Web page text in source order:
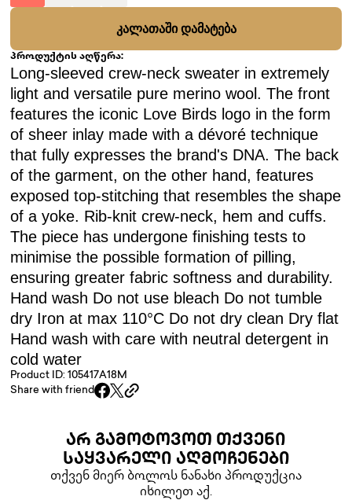
ᲙᲐᲚᲐᲗᲐᲨᲘ ᲓᲐᲛᲐᲢᲔᲑᲐ
პროდუქტის აღწერა:
Long-sleeved crew-neck sweater in extremely
light and versatile pure merino wool. The front
features the iconic Love Birds logo in the form
of sheer inlay made with a dévoré technique
that fully expresses the brand's DNA. The back
of the garment, on the other hand, features
exposed top-stitching that resembles the shape
of a yoke. Rib-knit crew-neck, hem and cuffs.
The piece has undergone finishing tests to
minimise the possible formation of pilling,
ensuring greater fabric softness and durability.
Hand wash Do not use bleach Do not tumble
dry Iron at max 110°C Do not dry clean Dry flat
Hand wash with care with neutral detergent in
cold water
Product ID: 105417A18M
Share with friend
ᲐᲠ ᲒᲐᲛᲝᲢᲝᲕᲝᲗ ᲗᲥᲕᲔᲜᲘ
ᲡᲐᲧᲕᲐᲠᲔᲚᲘ ᲐᲦᲛᲝᲩᲔᲜᲔᲑᲘ
თქვენ მიერ ბოლოს ნანახი პროდუქცია
იხილეთ აქ.